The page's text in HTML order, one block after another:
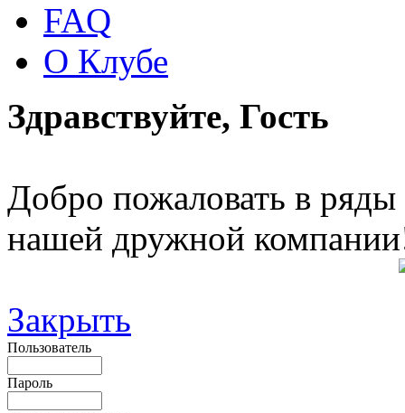
FAQ
О Клубе
Здравствуйте, Гость
Добро пожаловать в ряды
нашей дружной
Закрыть
Пользователь
Пароль